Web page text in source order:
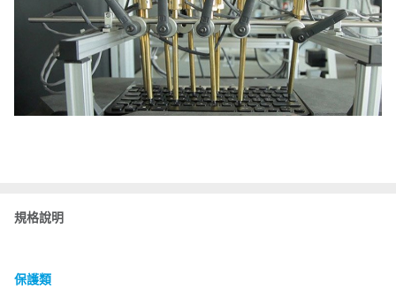
規格說明
保護類